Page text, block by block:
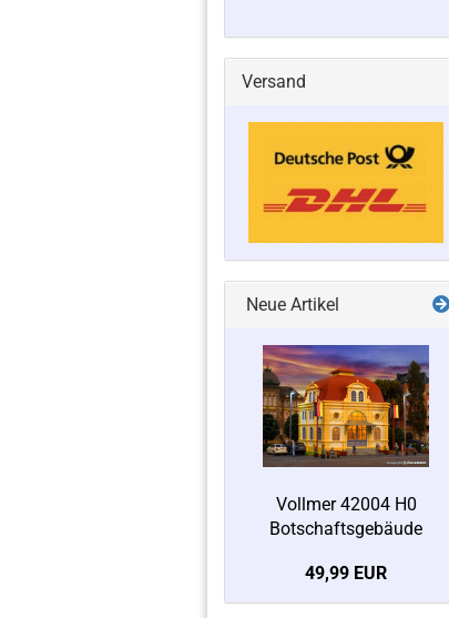
Versand
Neue Artikel
Vollmer 42004 H0
Botschaftsgebäude
49,99 EUR